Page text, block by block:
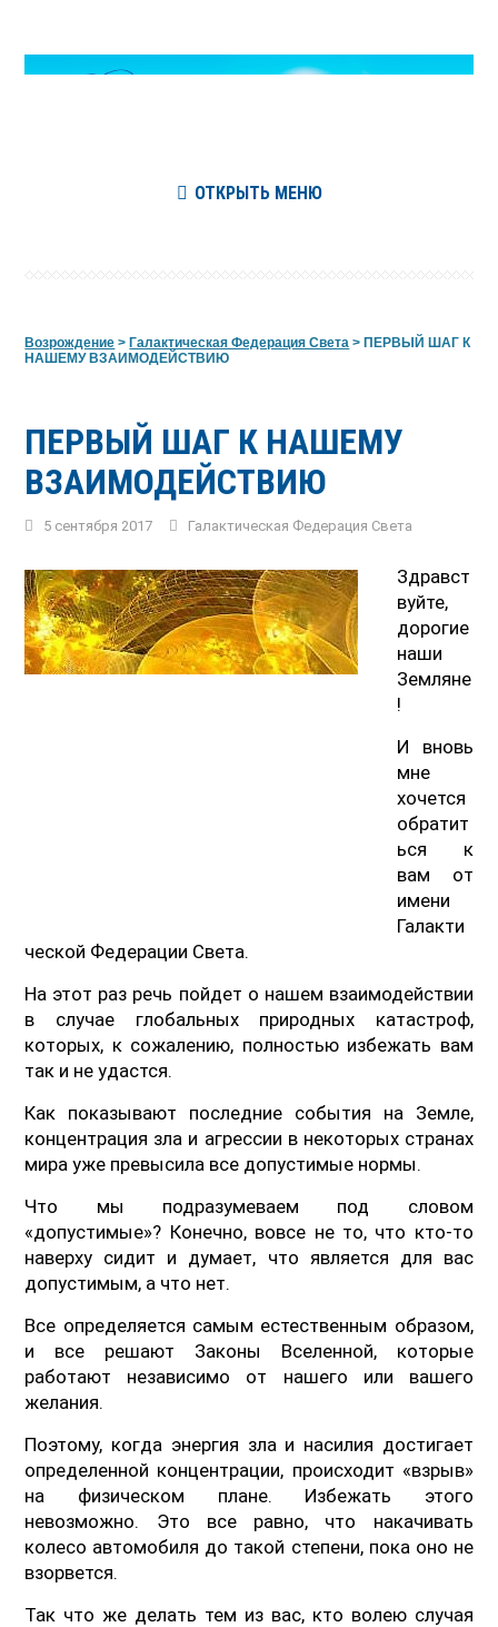
ОТКРЫТЬ МЕНЮ
Возрождение >Галактическая Федерация Света >ПЕРВЫЙ ШАГ К
НАШЕМУ ВЗАИМОДЕЙСТВИЮ
ПЕРВЫЙ ШАГ К НАШЕМУ
ВЗАИМОДЕЙСТВИЮ
5 сентября 2017 Галактическая Федерация Света
Здравст
вуйте,
дорогие
наши
Земляне
!
И вновь
мне
хочется
обратит
ься к
вам от
имени
Галакти
ческой Федерации Света.
На этот раз речь пойдет о нашем взаимодействии
в случае глобальных природных катастроф,
которых, к сожалению, полностью избежать вам
так и не удастся.
Как показывают последние события на Земле,
концентрация зла и агрессии в некоторых странах
мира уже превысила все допустимые нормы.
Что мы подразумеваем под словом
«допустимые»? Конечно, вовсе не то, что кто-то
наверху сидит и думает, что является для вас
допустимым, а что нет.
Все определяется самым естественным образом,
и все решают Законы Вселенной, которые
работают независимо от нашего или вашего
желания.
Поэтому, когда энергия зла и насилия достигает
определенной концентрации, происходит «взрыв»
на физическом плане. Избежать этого
невозможно. Это все равно, что накачивать
колесо автомобиля до такой степени, пока оно не
взорвется.
Так что же делать тем из вас, кто волею случая